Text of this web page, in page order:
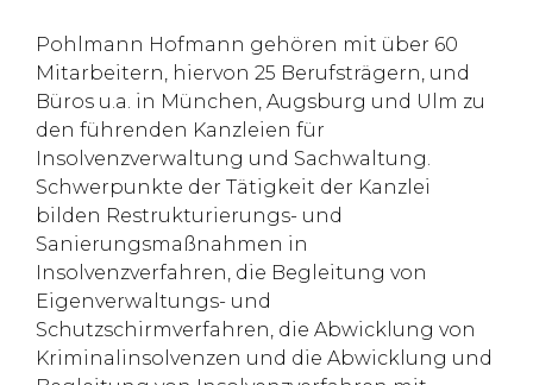
Pohlmann Hofmann gehören mit über 60
Mitarbeitern, hiervon 25 Berufsträgern, und
Büros u.a. in München, Augsburg und Ulm zu
den führenden Kanzleien für
Insolvenzverwaltung und Sachwaltung.
Schwerpunkte der Tätigkeit der Kanzlei
bilden Restrukturierungs- und
Sanierungsmaßnahmen in
Insolvenzverfahren, die Begleitung von
Eigenverwaltungs- und
Schutzschirmverfahren, die Abwicklung von
Kriminalinsolvenzen und die Abwicklung und